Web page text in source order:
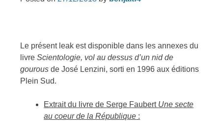
Le présent leak est disponible dans les annexes du
livreScientologie, vol au dessus d’un nid de
gourous de José Lenzini, sorti en 1996 aux éditions
Plein Sud.
Extrait du livre de Serge Faubert Une secte
au coeur de la République :